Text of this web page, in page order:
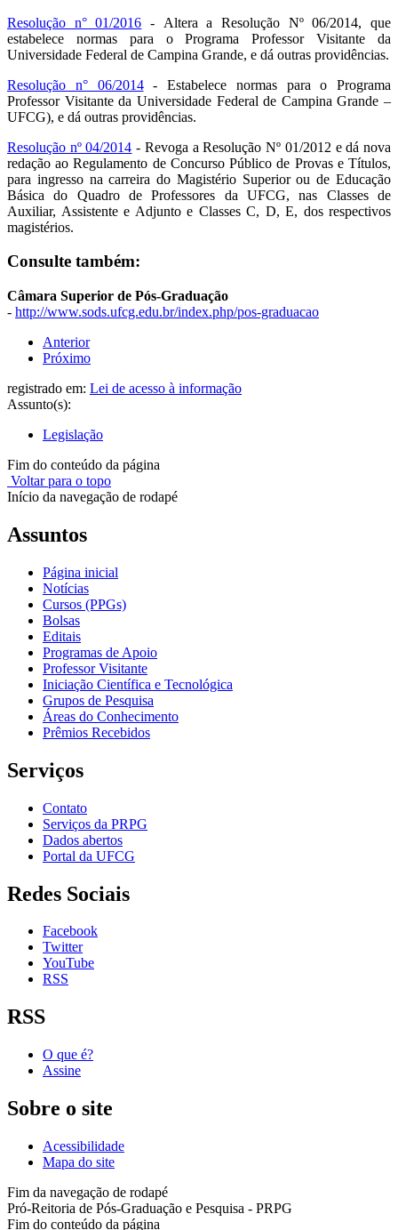
Resolução n° 01/2016 - Altera a Resolução Nº 06/2014, que
estabelece normas para o Programa Professor Visitante da
Universidade Federal de Campina Grande, e dá outras providências.
Resolução n° 06/2014- Estabelece normas para o Programa
Professor Visitante da Universidade Federal de Campina Grande –
UFCG), e dá outras providências.
Resolução nº 04/2014 - Revoga a Resolução Nº 01/2012 e dá nova
redação ao Regulamento de Concurso Público de Provas e Títulos,
para ingresso na carreira do Magistério Superior ou de Educação
Básica do Quadro de Professores da UFCG, nas Classes de
Auxiliar, Assistente e Adjunto e Classes C, D, E, dos respectivos
magistérios.
Consulte também:
Câmara Superior de Pós-Graduação
- http://www.sods.ufcg.edu.br/index.php/pos-graduacao
Anterior
Próximo
registrado em: Lei de acesso à informação
Assunto(s):
Legislação
Fim do conteúdo da página
Voltar para o topo
Início da navegação de rodapé
Assuntos
Página inicial
Notícias
Cursos (PPGs)
Bolsas
Editais
Programas de Apoio
Professor Visitante
Iniciação Científica e Tecnológica
Grupos de Pesquisa
Áreas do Conhecimento
Prêmios Recebidos
Serviços
Contato
Serviços da PRPG
Dados abertos
Portal da UFCG
Redes Sociais
Facebook
Twitter
YouTube
RSS
RSS
O que é?
Assine
Sobre o site
Acessibilidade
Mapa do site
Fim da navegação de rodapé
Pró-Reitoria de Pós-Graduação e Pesquisa - PRPG
Fim do conteúdo da página